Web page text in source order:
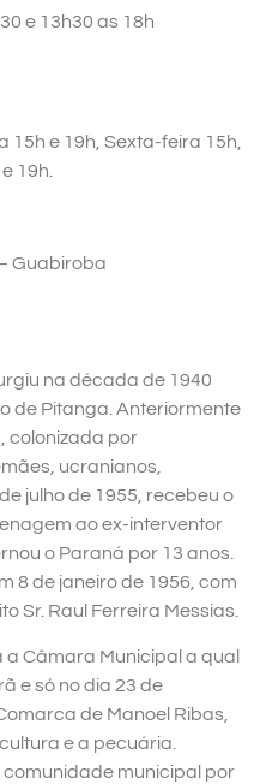
e 13h30 as 18h
e 19h, Sexta-feira 15h,
19h.
Guabiroba
na década de 1940
de Pitanga. Anteriormente
colonizada por
ucranianos,
julho de 1955, recebeu o
ao ex-interventor
o Paraná por 13 anos.
8 de janeiro de 1956, com
Sr. Raul Ferreira Messias.
Câmara Municipal a qual
e só no dia 23 de
de Manoel Ribas,
e a pecuária.
comunidade municipal por